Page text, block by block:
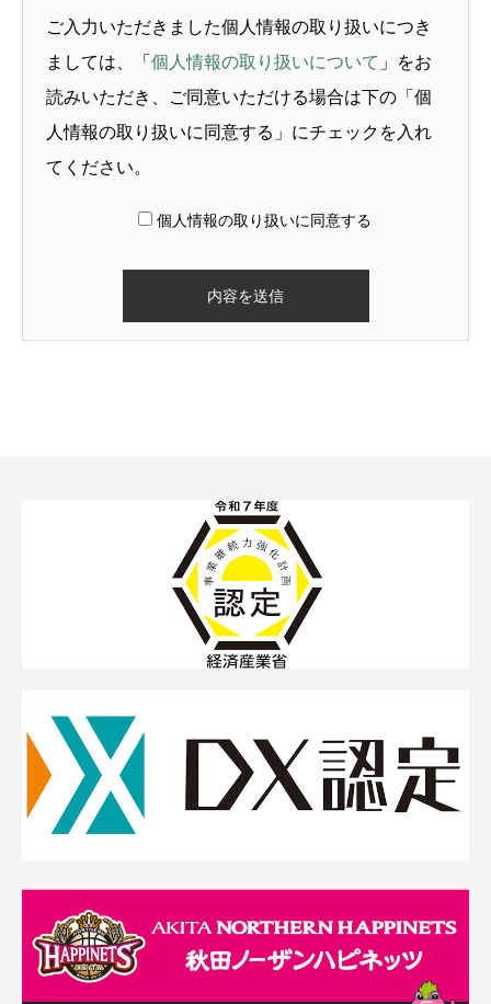
ご入力いただきました個人情報の取り扱いにつき
ましては、「個人情報の取り扱いについて 」をお
読みいただき、ご同意いただける場合は下の「個
人情報の取り扱いに同意する」にチェックを入れ
てください。
個人情報の取り扱いに同意する